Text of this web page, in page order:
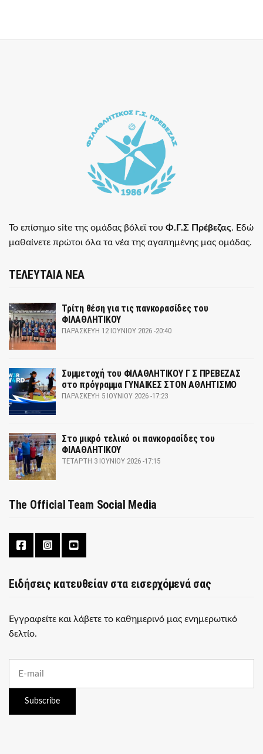
Το επίσημο site της ομάδας βόλεϊ του Φ.Γ.Σ Πρέβεζας. Εδώ
μαθαίνετε πρώτοι όλα τα νέα της αγαπημένης μας ομάδας.
ΤΕΛΕΥΤΑΙΑ ΝΕΑ
Τρίτη θέση για τις πανκορασίδες του
ΦΙΛΑΘΛΗΤΙΚΟΥ
ΠΑΡΑΣΚΕΥΉ 12 ΙΟΥΝΊΟΥ 2026 -20:40
Συμμετοχή του ΦΙΛΑΘΛΗΤΙΚΟΥ Γ Σ ΠΡΕΒΕΖΑΣ
στο πρόγραμμα ΓΥΝΑΙΚΕΣ ΣΤΟΝ ΑΘΛΗΤΙΣΜΟ
ΠΑΡΑΣΚΕΥΉ 5 ΙΟΥΝΊΟΥ 2026 -17:23
Στο μικρό τελικό οι πανκορασίδες του
ΦΙΛΑΘΛΗΤΙΚΟΥ
ΤΕΤΆΡΤΗ 3 ΙΟΥΝΊΟΥ 2026 -17:15
The Official Team Social Media
Ειδήσεις κατευθείαν στα εισερχόμενά σας
Εγγραφείτε και λάβετε το καθημερινό μας ενημερωτικό
δελτίο.
a
Subscribe